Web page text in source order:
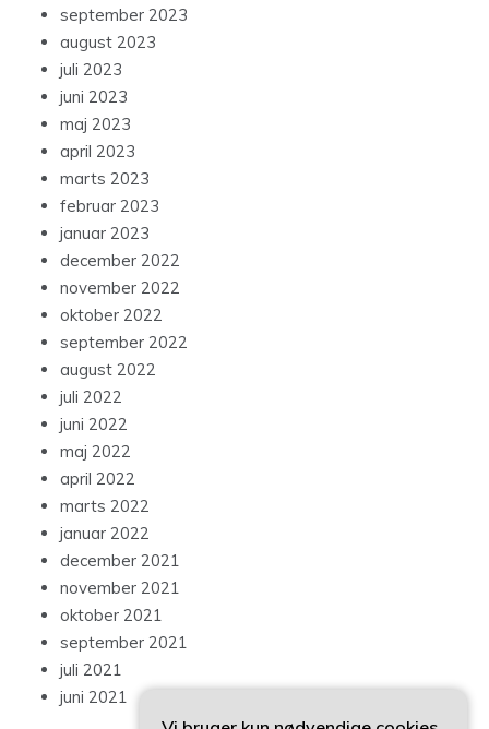
september 2023
august 2023
juli 2023
juni 2023
maj 2023
april 2023
marts 2023
februar 2023
januar 2023
december 2022
november 2022
oktober 2022
september 2022
august 2022
juli 2022
juni 2022
maj 2022
april 2022
marts 2022
januar 2022
december 2021
november 2021
oktober 2021
september 2021
juli 2021
juni 2021